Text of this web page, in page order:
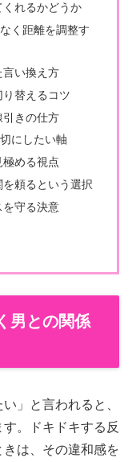
れるかどうか
く距離を調整す
い換え方
替えるコツ
きの仕方
にしたい軸
める視点
頼るという選択
守る決意
男との関係
」と言われると、
。ドキドキする反
は、その違和感を